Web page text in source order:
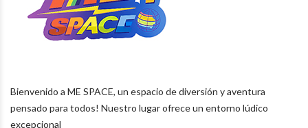
Bienvenido a ME SPACE, un espacio de diversión y aventura
pensado para todos! Nuestro lugar ofrece un entorno lúdico
excepcional